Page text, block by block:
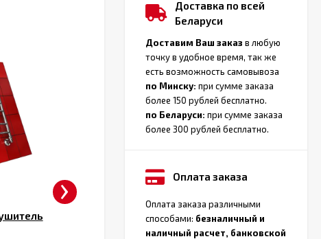
Водяной полотенцесушитель
Двин Dw с полочкой
›
Доставка по всей
Беларуси
Доставим Ваш заказ в любую
точку в удобное время, так же
есть возможность самовывоза
по Минску: при сумме заказа
более 150 рублей бесплатно.
по Беларуси: при сумме заказа
более 300 рублей бесплатно.
Оплата заказа
Оплата заказа различными
способами: безналичный и
наличный расчет, банковской